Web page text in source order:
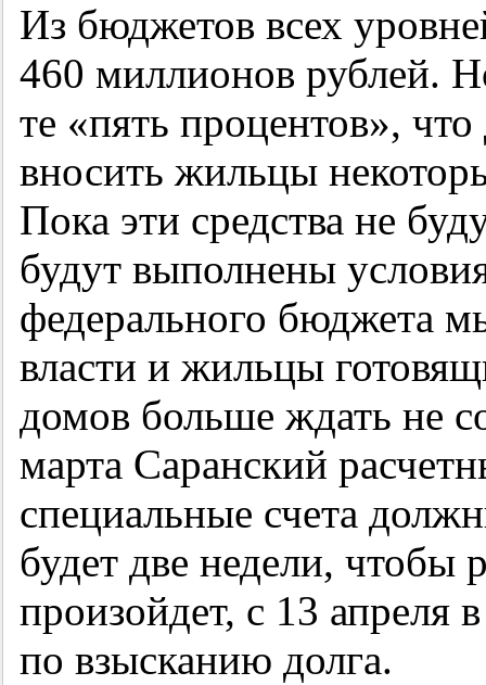
Из бюджетов всех
460 миллионов рублей.
те «пять процентов»,
вносить жильцы
Пока эти средства не
будут выполнены
федерального бюджета
власти и жильцы
домов больше ждать не
марта Саранский
специальные счета
будет две недели, чтобы
произойдет, с 13 апреля
по взысканию долга.